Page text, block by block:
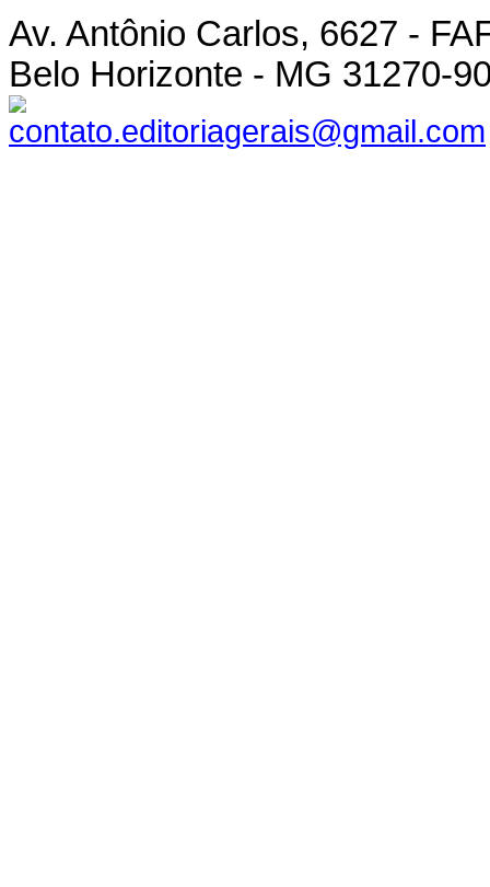
Av. Antônio Carlos, 6627 -
Belo Horizonte - MG 31270-
contato.editoriagerais@gmail.com